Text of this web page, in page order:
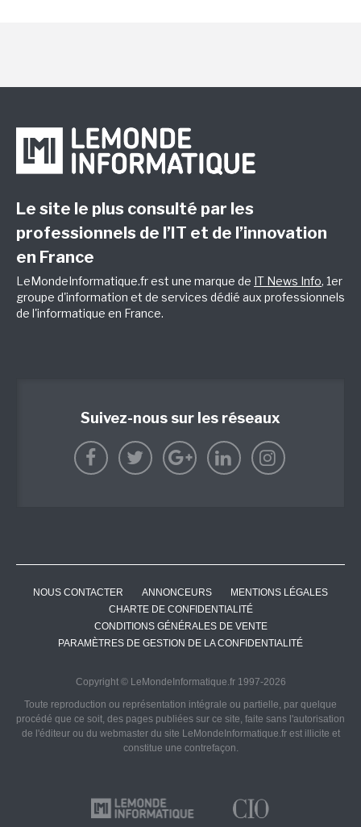
Le site le plus consulté par les
professionnels de l’IT et de l’innovation
en France
LeMondeInformatique.fr est une marque de IT News Info, 1er
groupe d'information et de services dédié aux professionnels
de l'informatique en France.
Suivez-nous sur les réseaux
NOUS CONTACTER ANNONCEURS
MENTIONS LÉGALES
CHARTE DE CONFIDENTIALITÉ
CONDITIONS GÉNÉRALES DE VENTE
PARAMÈTRES DE GESTION DE LA CONFIDENTIALITÉ
Copyright © LeMondeInformatique.fr 1997-2026
Toute reproduction ou représentation intégrale ou partielle, par quelque
procédé que ce soit, des pages publiées sur ce site, faite sans l'autorisation
de l'éditeur ou du webmaster du site LeMondeInformatique.fr est illicite et
constitue une contrefaçon.